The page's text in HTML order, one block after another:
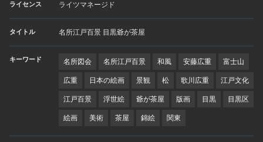
ライセンス ライツマネージド
タイトル 名所江戸百景 目黒爺が茶屋
キーワード 名所図会 名所江戸百景 和風 安藤広重 富士山
広重 日本の絵画 景観 松 歌川広重 江戸文化
江戸百景 浮世絵 爺が茶屋 版画 目黒 目黒区
絵画 美術 茶屋 錦絵 関東